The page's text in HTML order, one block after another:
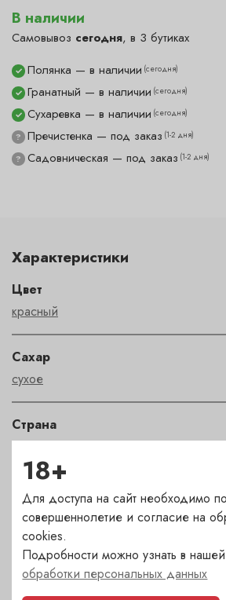
В наличии
Самовывоз сегодня, в 3 бутиках
✓ Гранатный — в наличии (сегодня)
✓ Полянка — в наличии (сегодня)
? Пречистенка — под заказ (1-2 дня)
? Садовническая — под заказ (1-2 дня)
✓ Сухаревка — в наличии (сегодня)
Характеристики
Цвет
красный
Сахар
сухое
Страна
Южная Африка
Сорт
Каберне Совиньон,,Мальбек,Пти
Регион
Cape Town
18+
Для доступа на сайт необходимо
совершеннолетие и согласие на
cookies.
Подробности можно узнать в
обработки персональных данных